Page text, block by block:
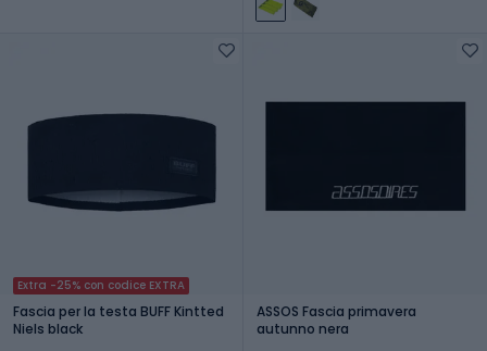
Extra -25% con codice EXTRA
Fascia per la testa BUFF Kintted
Niels black
ASSOS Fascia primavera
autunno nera